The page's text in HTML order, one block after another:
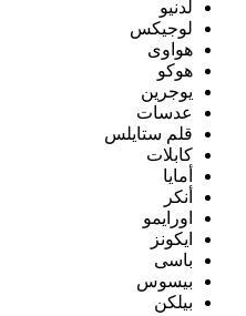
لدنيو
لوجيكس
هواوى
هوكو
يوجرين
عدسات
قلم ستايلس
كابلات
أمايا
أنكر
اورايمو
ايكونز
باسى
بيسوس
بيلكن